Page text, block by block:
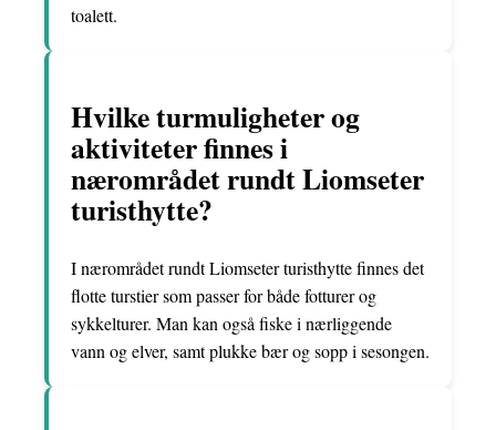
toalett.
Hvilke turmuligheter og
aktiviteter finnes i
nærområdet rundt Liomseter
turisthytte?
I nærområdet rundt Liomseter turisthytte finnes det
flotte turstier som passer for både fotturer og
sykkelturer. Man kan også fiske i nærliggende
vann og elver, samt plukke bær og sopp i sesongen.